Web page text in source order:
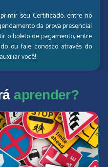
seu Certificado, entre no
da prova presencial
o boleto de pagamento, entre
ou fale conosco através do
você!
aprender?